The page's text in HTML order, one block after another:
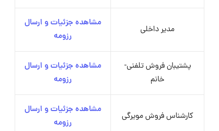
مدیر داخلی
مشاهده جزئیات و ارسال
رزومه
پشتیبان فروش تلفنی-
خانم
مشاهده جزئیات و ارسال
رزومه
کارشناس فروش مویرگی
مشاهده جزئیات و ارسال
رزومه